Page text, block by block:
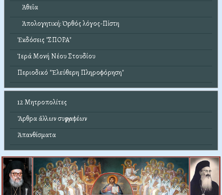
Ἀθεΐα
Ἀπολογητική: Ὀρθός λόγος-Πίστη
Ἐκδόσεις "ΣΠΟΡΑ"
Ἱερά Μονή Νέου Στουδίου
Περιοδικό "Ἐλεύθερη Πληροφόρηση"
12 Μητροπολίτες
Ἄρθρα ἄλλων συγγραφέων
Ἀπανθίσματα